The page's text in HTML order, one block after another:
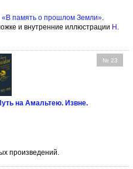
«В память о прошлом Земли»
и внутренние иллюстрации Н.
№ 23
на Амальтею. Извне.
произведений.